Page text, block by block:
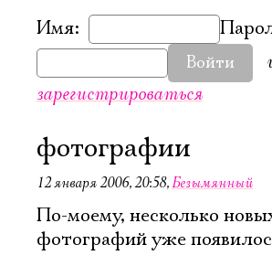
Имя:
Войти
зарегистрироваться
фотографии
12 января 2006, 20:58,Безымянный
По-моему, несколько
фотографий уже